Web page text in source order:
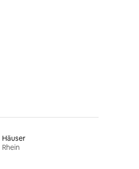
Häuser
Rhein